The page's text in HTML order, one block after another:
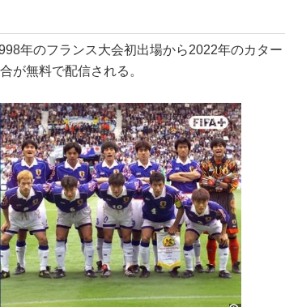
年のフランス大会初出場から2022年のカター
が無料で配信される。